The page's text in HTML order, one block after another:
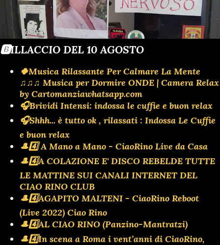
🅱️ILLACCIO DEL 10 AGOSTO
🍀Musica Rilassante Per Calmare La Mente
♫♫♫ Musica per Dormire ONDE | Camera Relax
by Cartomanziawhatsapp.com
🎧Brividi Intensi: indossa le cuffie e buon relax
🎧Shhh... è tutto ok , rilassati : Indossa Le Cuffie
e buon relax
🎩4️⃣ A Mano a Mano - CiaoRino Live da Casa
🎩4️⃣A COLAZIONE E' DISCO REBELDE TUTTE
LE MATTINE SUI CANALI INTERNET DEL
CIAO RINO CLUB
🎩4️⃣AGAPITO MALTENI - CiaoRino Reboot
(Live 2022) Ciao Rino
🎩4️⃣AL CIAO RINO (Panzino-Mantratzi)
🎩4️⃣In scena a Roma i vent’anni di CiaoRino,